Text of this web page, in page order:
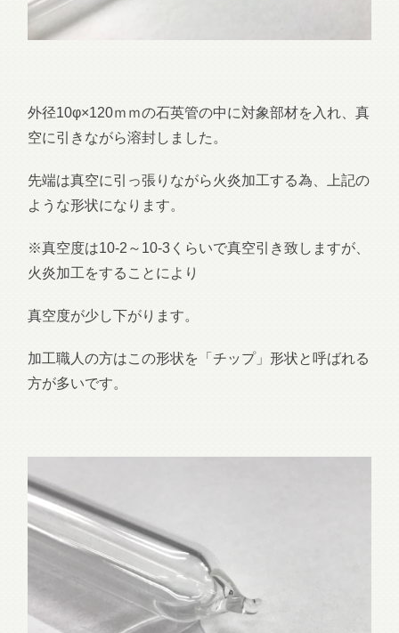
外径10φ×120ｍｍの石英管の中に対象部材を入れ、真
空に引きながら溶封しました。
先端は真空に引っ張りながら火炎加工する為、上記の
ような形状になります。
※真空度は10-2～10-3くらいで真空引き致しますが、
火炎加工をすることにより
真空度が少し下がります。
加工職人の方はこの形状を「チップ」形状と呼ばれる
方が多いです。